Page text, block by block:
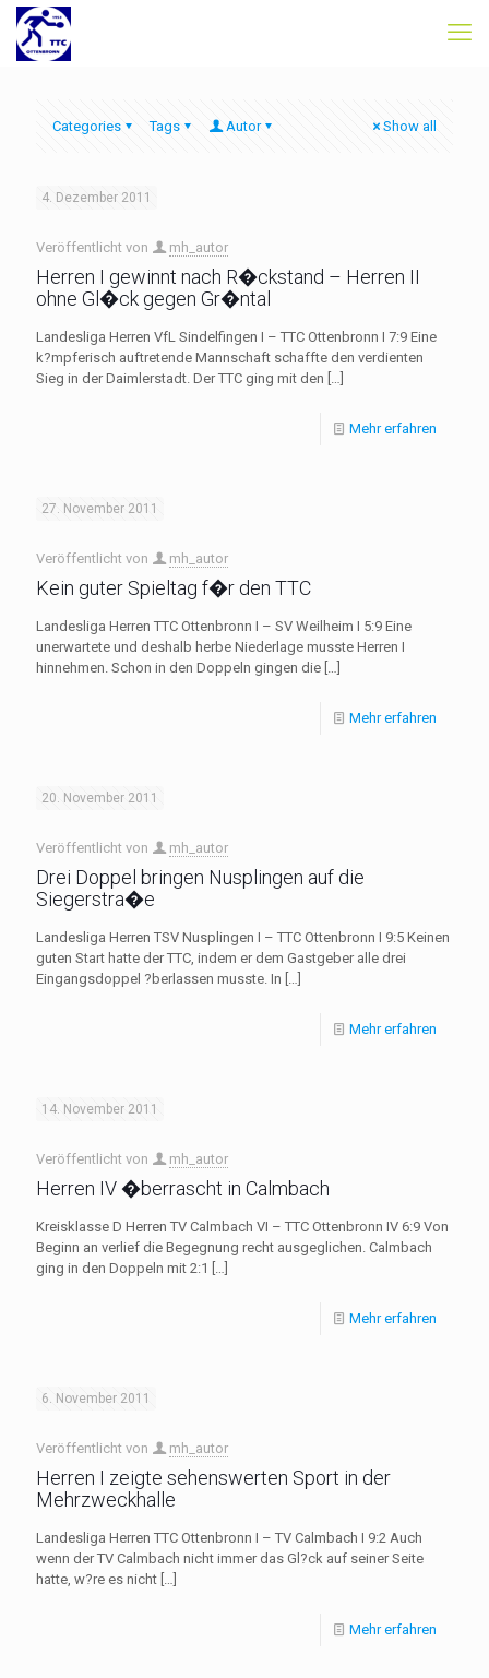
Categories Tags Autor Show all
4. Dezember 2011
Veröffentlicht von mh_autor
Herren I gewinnt nach R�ckstand – Herren II
ohne Gl�ck gegen Gr�ntal
Landesliga Herren VfL Sindelfingen I – TTC Ottenbronn I 7:9 Eine
k?mpferisch auftretende Mannschaft schaffte den verdienten
Sieg in der Daimlerstadt. Der TTC ging mit den […]
Mehr erfahren
27. November 2011
Veröffentlicht von mh_autor
Kein guter Spieltag f�r den TTC
Landesliga Herren TTC Ottenbronn I – SV Weilheim I 5:9 Eine
unerwartete und deshalb herbe Niederlage musste Herren I
hinnehmen. Schon in den Doppeln gingen die […]
Mehr erfahren
20. November 2011
Veröffentlicht von mh_autor
Drei Doppel bringen Nusplingen auf die
Siegerstra�e
Landesliga Herren TSV Nusplingen I – TTC Ottenbronn I 9:5 Keinen
guten Start hatte der TTC, indem er dem Gastgeber alle drei
Eingangsdoppel ?berlassen musste. In […]
Mehr erfahren
14. November 2011
Veröffentlicht von mh_autor
Herren IV �berrascht in Calmbach
Kreisklasse D Herren TV Calmbach VI – TTC Ottenbronn IV 6:9 Von
Beginn an verlief die Begegnung recht ausgeglichen. Calmbach
ging in den Doppeln mit 2:1 […]
Mehr erfahren
6. November 2011
Veröffentlicht von mh_autor
Herren I zeigte sehenswerten Sport in der
Mehrzweckhalle
Landesliga Herren TTC Ottenbronn I – TV Calmbach I 9:2 Auch
wenn der TV Calmbach nicht immer das Gl?ck auf seiner Seite
hatte, w?re es nicht […]
Mehr erfahren